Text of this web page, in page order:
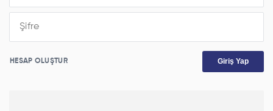
HESAP OLUŞTUR Giriş Yap